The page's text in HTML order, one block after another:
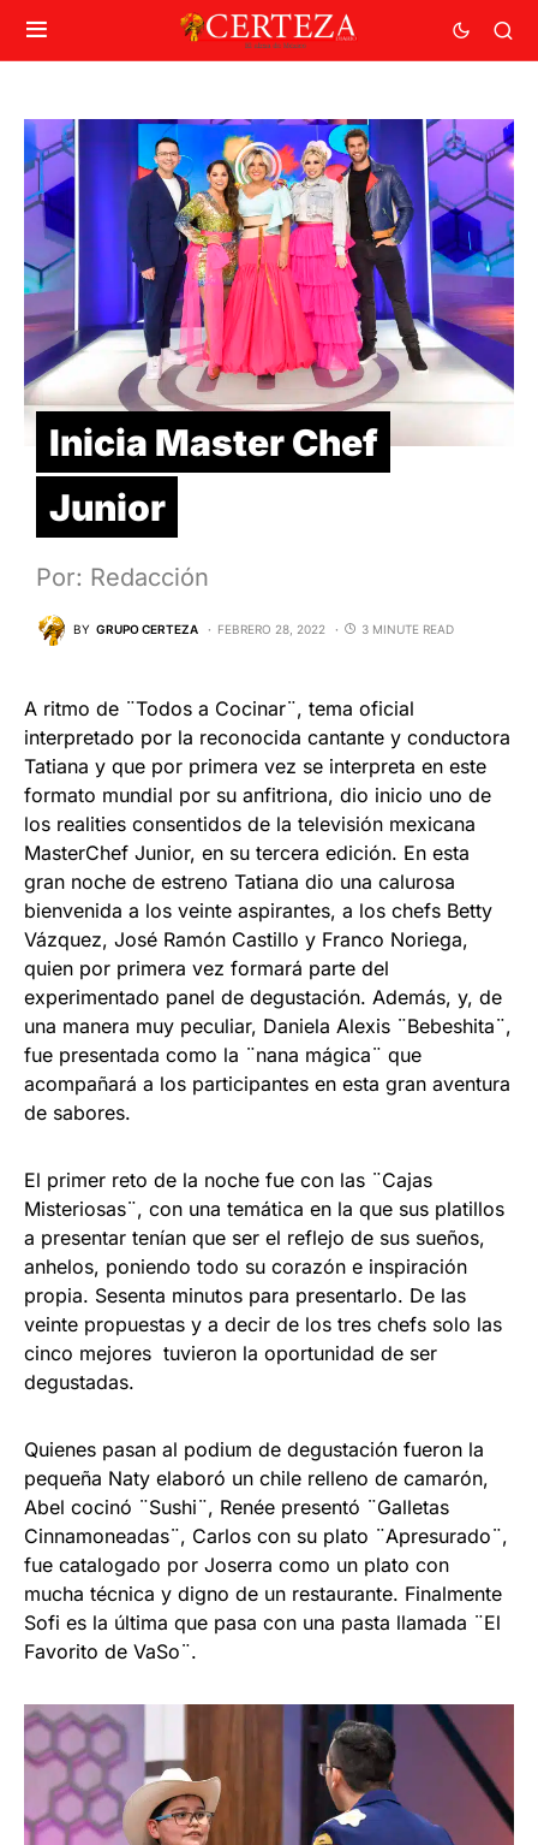
Inicia Master Chef
Junior
Por: Redacción
BY GRUPO CERTEZA FEBRERO 28, 2022 3 MINUTE READ
A ritmo de ¨Todos a Cocinar¨, tema oficial
interpretado por la reconocida cantante y conductora
Tatiana y que por primera vez se interpreta en este
formato mundial por su anfitriona, dio inicio uno de
los realities consentidos de la televisión mexicana
MasterChef Junior, en su tercera edición. En esta
gran noche de estreno Tatiana dio una calurosa
bienvenida a los veinte aspirantes, a los chefs Betty
Vázquez, José Ramón Castillo y Franco Noriega,
quien por primera vez formará parte del
experimentado panel de degustación. Además, y, de
una manera muy peculiar, Daniela Alexis ¨Bebeshita¨,
fue presentada como la ¨nana mágica¨ que
acompañará a los participantes en esta gran aventura
de sabores.
El primer reto de la noche fue con las ¨Cajas
Misteriosas¨, con una temática en la que sus platillos
a presentar tenían que ser el reflejo de sus sueños,
anhelos, poniendo todo su corazón e inspiración
propia. Sesenta minutos para presentarlo. De las
veinte propuestas y a decir de los tres chefs solo las
cinco mejores tuvieron la oportunidad de ser
degustadas.
Quienes pasan al podium de degustación fueron la
pequeña Naty elaboró un chile relleno de camarón,
Abel cocinó ¨Sushi¨, Renée presentó ¨Galletas
Cinnamoneadas¨, Carlos con su plato ¨Apresurado¨,
fue catalogado por Joserra como un plato con
mucha técnica y digno de un restaurante. Finalmente
Sofi es la última que pasa con una pasta llamada ¨El
Favorito de VaSo¨.